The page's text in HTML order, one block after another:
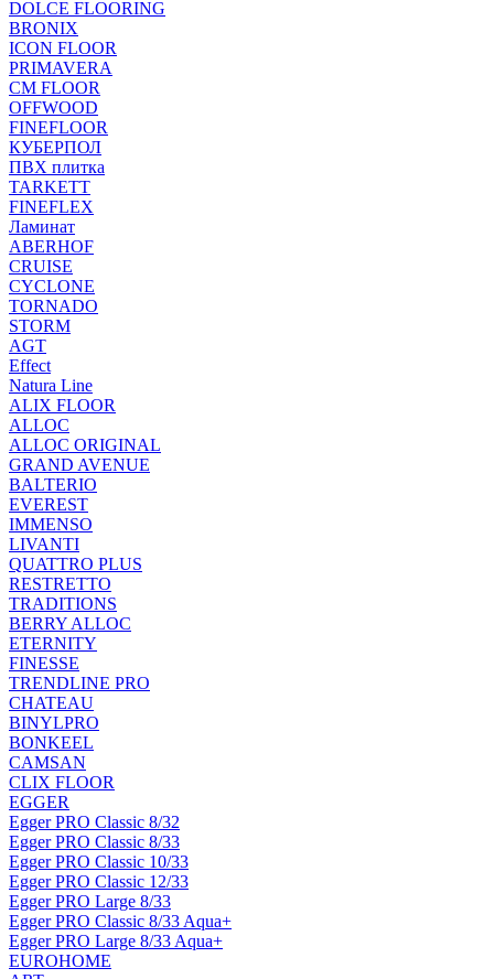
DOLCE FLOORING
BRONIX
ICON FLOOR
PRIMAVERA
CM FLOOR
OFFWOOD
FINEFLOOR
КУБЕРПОЛ
ПВХ плитка
TARKETT
FINEFLEX
Ламинат
ABERHOF
CRUISE
CYCLONE
TORNADO
STORM
AGT
Effect
Natura Line
ALIX FLOOR
ALLOC
ALLOC ORIGINAL
GRAND AVENUE
BALTERIO
EVEREST
IMMENSO
LIVANTI
QUATTRO PLUS
RESTRETTO
TRADITIONS
BERRY ALLOC
ETERNITY
FINESSE
TRENDLINE PRO
CHATEAU
BINYLPRO
BONKEEL
CAMSAN
CLIX FLOOR
EGGER
Egger PRO Classic 8/32
Egger PRO Classic 8/33
Egger PRO Classic 10/33
Egger PRO Classic 12/33
Egger PRO Large 8/33
Egger PRO Classic 8/33 Aqua+
Egger PRO Large 8/33 Aqua+
EUROHOME